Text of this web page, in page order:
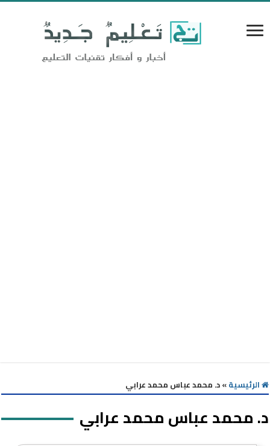
الرئيسية»د. محمد عباس محمد عرابي
د. محمد عباس محمد عرابي